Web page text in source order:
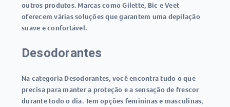
outros produtos. Marcas como Gilette, Bic e Veet
oferecem várias soluções que garantem uma depilação
suave e confortável.
Desodorantes
Na categoria Desodorantes, você encontra tudo o que
precisa para manter a proteção e a sensação de frescor
durante todo o dia. Tem opções femininas e masculinas,